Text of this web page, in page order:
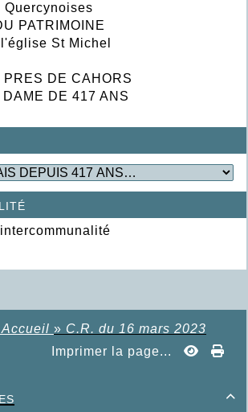
PATRIMOINE
St Michel
DE CAHORS
DE 417 ANS
Accueil » C.R. du 16 mars 2023
Imprimer la page...
